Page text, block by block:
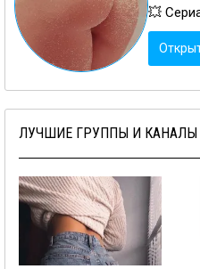
💥
ЛУЧШИЕ ГРУППЫ И КАНАЛЫ